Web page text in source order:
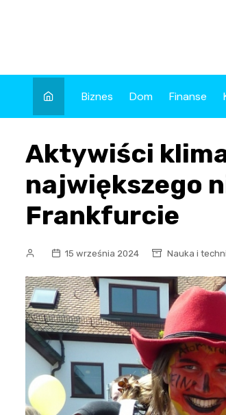
Biznes Dom Finanse
Aktywiści
największego
Frankfurcie
15 września 2024 Nauka i